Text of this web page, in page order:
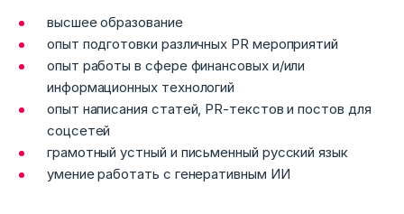
высшее образование
опыт подготовки различных PR мероприятий
опыт работы в сфере финансовых и/или
информационных технологий
опыт написания статей, PR-текстов и постов для
соцсетей
грамотный устный и письменный русский язык
умение работать с генеративным ИИ